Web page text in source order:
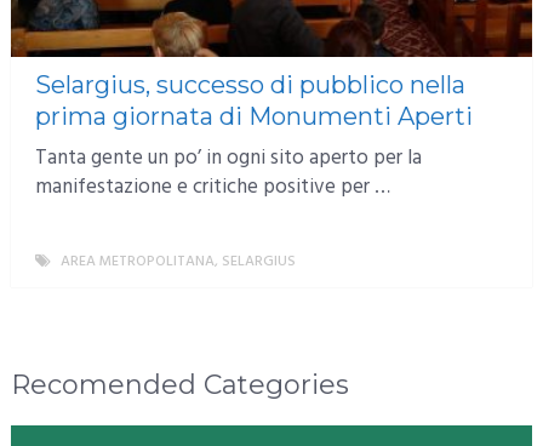
Selargius, successo di pubblico nella
prima giornata di Monumenti Aperti
Tanta gente un po’ in ogni sito aperto per la
manifestazione e critiche positive per …
AREA METROPOLITANA, SELARGIUS
Recomended Categories